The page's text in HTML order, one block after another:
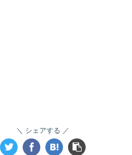
シェアする